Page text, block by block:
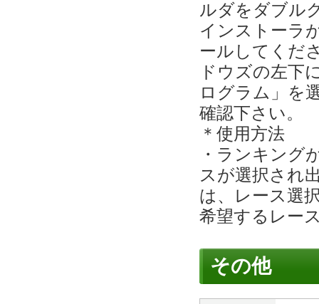
ルダをダブル
インストーラ
ールしてくだ
ドウズの左下
ログラム」を
確認下さい。
＊使用方法
・ランキング
スが選択され
は、レース選
希望するレー
その他